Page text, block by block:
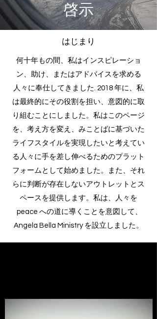
啓示
はじまり
何十年もの間、私はインスピレーショ
ン、助け、またはアドバイスを求める
人々に奉仕してきました. 2018 年に、私
は最終的にその役割を担い、意図的に取
り組むことにしました。私はこのページ
を、考え方を変え、みことばに基づいた
ライフスタイルを実現したいと考えてい
る人々に手を差し伸べるためのプラット
フォームとして始めました。また、それ
らに判断が存在しないアウトレットとス
ペースを提供します。私は、人々を
peace への道に導くことを意図して、
Angela Bella Ministry を設立しました。